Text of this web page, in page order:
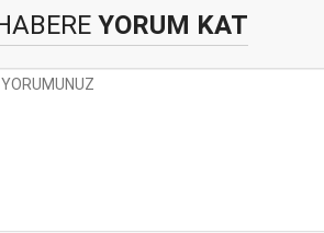
YORUM KAT